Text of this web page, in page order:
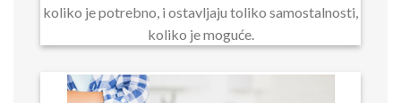
koliko je potrebno, i ostavljaju toliko samostalnosti,
koliko je moguće.